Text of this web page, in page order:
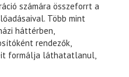
számára összeforrt a
Több mint
háttérben,
rendezők,
formálja láthatatlanul,